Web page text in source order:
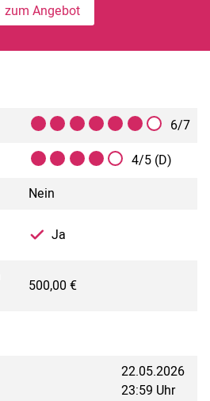
zum Angebot
6/7
4/5 (D)
Nein
Ja
500,00 €
22.05.2026
23:59 Uhr